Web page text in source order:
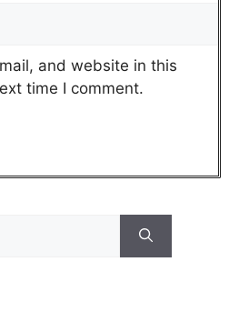
and website in this
time I comment.